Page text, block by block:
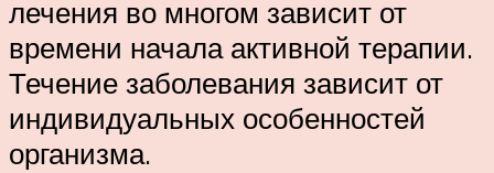
лечения во многом зависит от
времени начала активной терапии.
Течение заболевания зависит от
индивидуальных особенностей
организма.